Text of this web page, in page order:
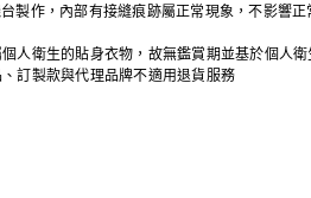
台製作，內部有接縫痕跡屬正常現象，不影響正
人衛生的貼身衣物，故無鑑賞期並基於個人衛
訂製款與代理品牌不適用退貨服務